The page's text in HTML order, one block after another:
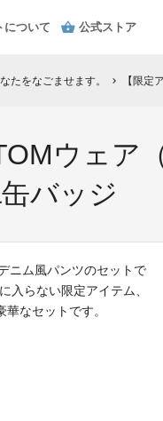
について 公式ストア
たをなごませます。 chevron_right 【限定アイ
ウェア
バッジ
ニム風パンツのセットで
入らない限定アイテム、
なセットです。